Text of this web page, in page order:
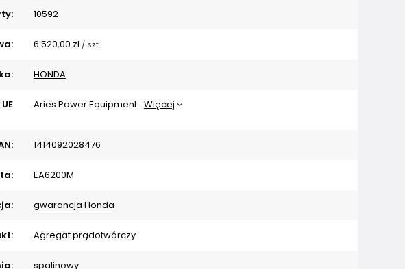
10592
6 520,00 zł / szt.
HONDA
Aries Power Equipment Więcej
1414092028476
EA6200M
gwarancja Honda
Agregat prądotwórczy
spalinowy